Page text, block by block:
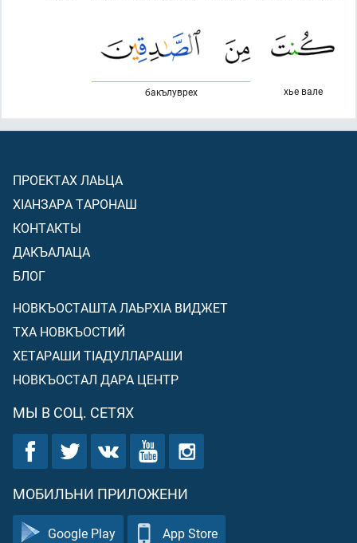
хье вале
бакълуврех
ПРОЕКТАХ ЛАЬЦА
ХIАНЗАРА ТАРОНАШ
КОНТАКТЫ
ДАКЪАЛАЦА
БЛОГ
НОВКЪОСТАШТА ЛАЬРХIА ВИДЖЕТ
ТХА НОВКЪОСТИЙ
ХЕТАРАШИ ТIАДУЛЛАРАШИ
НОВКЪОСТАЛ ДАРА ЦЕНТР
МЫ В СОЦ. СЕТЯХ
МОБИЛЬНИ ПРИЛОЖЕНИ
Google Play App Store